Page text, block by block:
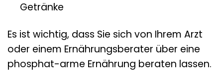
Getränke
Es ist wichtig, dass Sie sich von Ihrem Arzt
oder einem Ernährungsberater über eine
phosphat-arme Ernährung beraten lassen.